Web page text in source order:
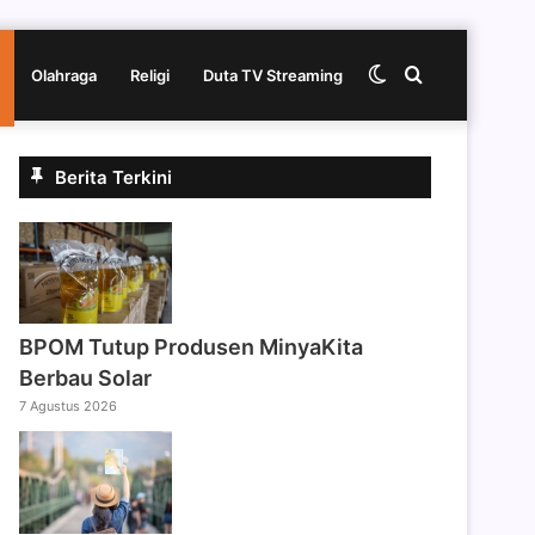
Olahraga Religi Duta TV Streaming Cari
Switch
Berita Terkini
BPOM Tutup Produsen MinyaKita
Berbau Solar
7 Agustus 2026